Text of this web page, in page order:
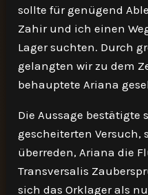
sollte für genügend
Zahir und ich einen
Lager suchten. Durch
gelangten wir zu dem
behauptete Ariana
Die Aussage bestätigte
gescheiterten Versuch,
überreden, Ariana die
Transversalis
sich das Orklager als